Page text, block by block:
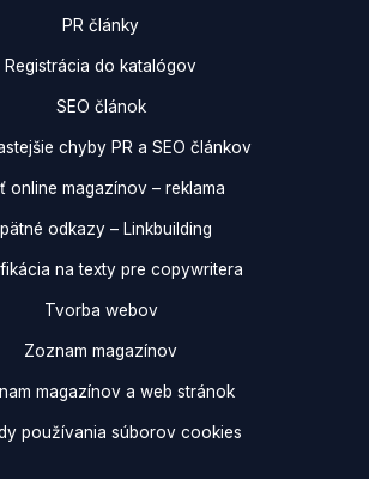
PR články
Registrácia do katalógov
SEO článok
chyby PR a SEO článkov
online magazínov – reklama
odkazy – Linkbuilding
na texty pre copywritera
Tvorba webov
Zoznam magazínov
magazínov a web stránok
používania súborov cookies